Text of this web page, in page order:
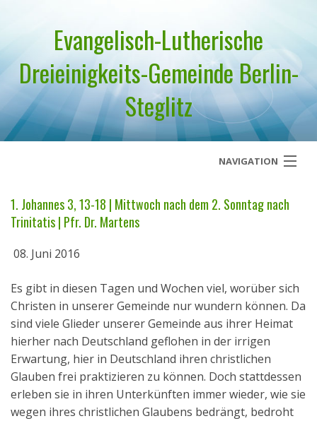
Evangelisch-Lutherische
Dreieinigkeits-Gemeinde Berlin-
Steglitz
NAVIGATION
Über uns
Geistliches Wort
Termine
Aktuelles
Kontakt
English
1. Johannes 3, 13-18 | Mittwoch nach dem 2. Sonntag nach
Trinitatis | Pfr. Dr. Martens
08. Juni 2016
Es gibt in diesen Tagen und Wochen viel, worüber sich
Christen in unserer Gemeinde nur wundern können. Da
sind viele Glieder unserer Gemeinde aus ihrer Heimat
hierher nach Deutschland geflohen in der irrigen
Erwartung, hier in Deutschland ihren christlichen
Glauben frei praktizieren zu können. Doch stattdessen
erleben sie in ihren Unterkünften immer wieder, wie sie
wegen ihres christlichen Glaubens bedrängt, bedroht